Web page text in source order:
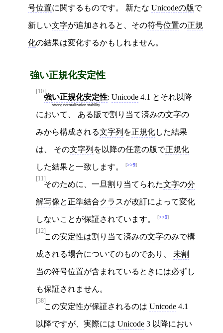
号位置に関するものです。 新たな Unicodeの版で
新しい文字が追加されると、その符号位置の正規
化の結果は変化するかもしれません。
強い正規化安定性
[10]
強い正規化安定性
strong normalization stability
: Unicode 4.1 とそれ以降
において、 ある版で割り当て済みの文字の
みから構成される文字列 を正規化した結果
は、 その文字列 を以降の任意の版で正規化
した結果と一致します。 >>9
[11]
そのために、一旦割り当てられた文字の分
解写像と 正準結合クラスが改訂によって変化
しないことが保証されています。 >>9
[12]
この安定性は割り当て済みの文字のみで構
成される場合についてのものであり、 未割
当の符号位置が含まれているときには必ずし
も保証されません。
[38]
この安定性が保証されるのは Unicode 4.1
以降ですが、実際には Unicode 3 以降におい